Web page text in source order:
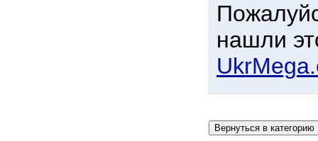
нашли